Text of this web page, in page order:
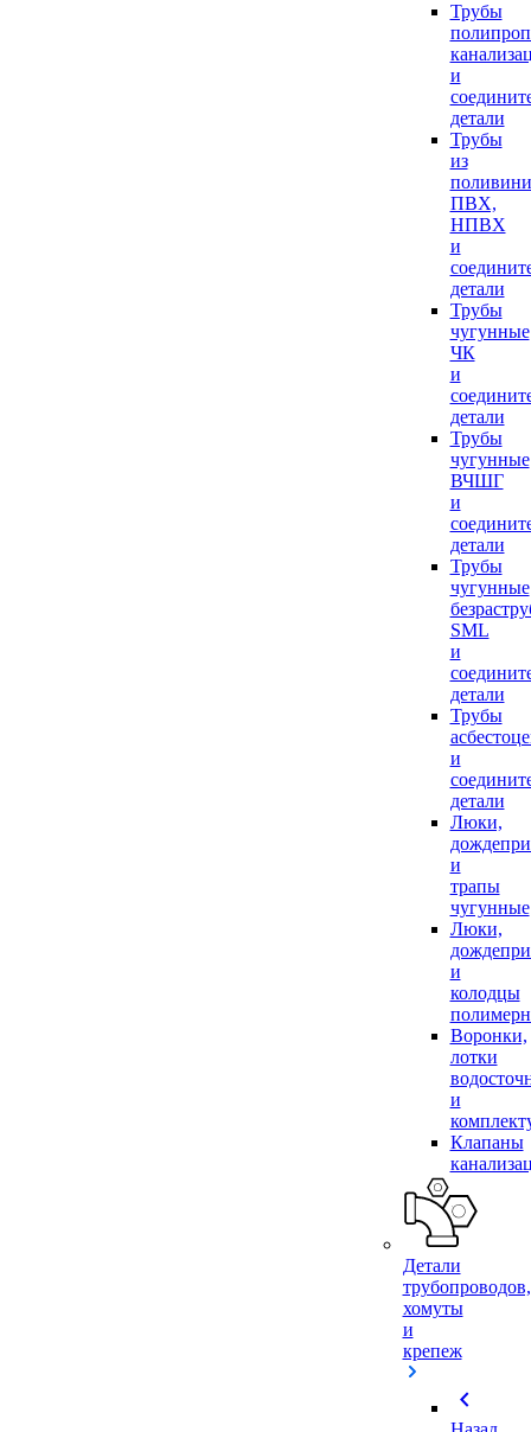
Трубы
и
детали
Трубы
из
ПВХ,
НПВХ
и
детали
Трубы
чугунные
ЧК
и
детали
Трубы
чугунные
ВЧШГ
и
детали
Трубы
чугунные
SML
и
детали
Трубы
и
детали
Люки,
и
трапы
чугунные
Люки,
и
колодцы
Воронки,
лотки
и
Клапаны
Детали
трубопроводов,
хомуты
и
крепеж
chevron_left